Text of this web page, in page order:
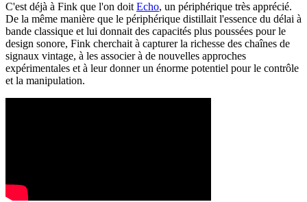
C'est déjà à Fink que l'on doit Echo, un périphérique très apprécié.
De la même manière que le périphérique distillait l'essence du délai à
bande classique et lui donnait des capacités plus poussées pour le
design sonore, Fink cherchait à capturer la richesse des chaînes de
signaux vintage, à les associer à de nouvelles approches
expérimentales et à leur donner un énorme potentiel pour le contrôle
et la manipulation.